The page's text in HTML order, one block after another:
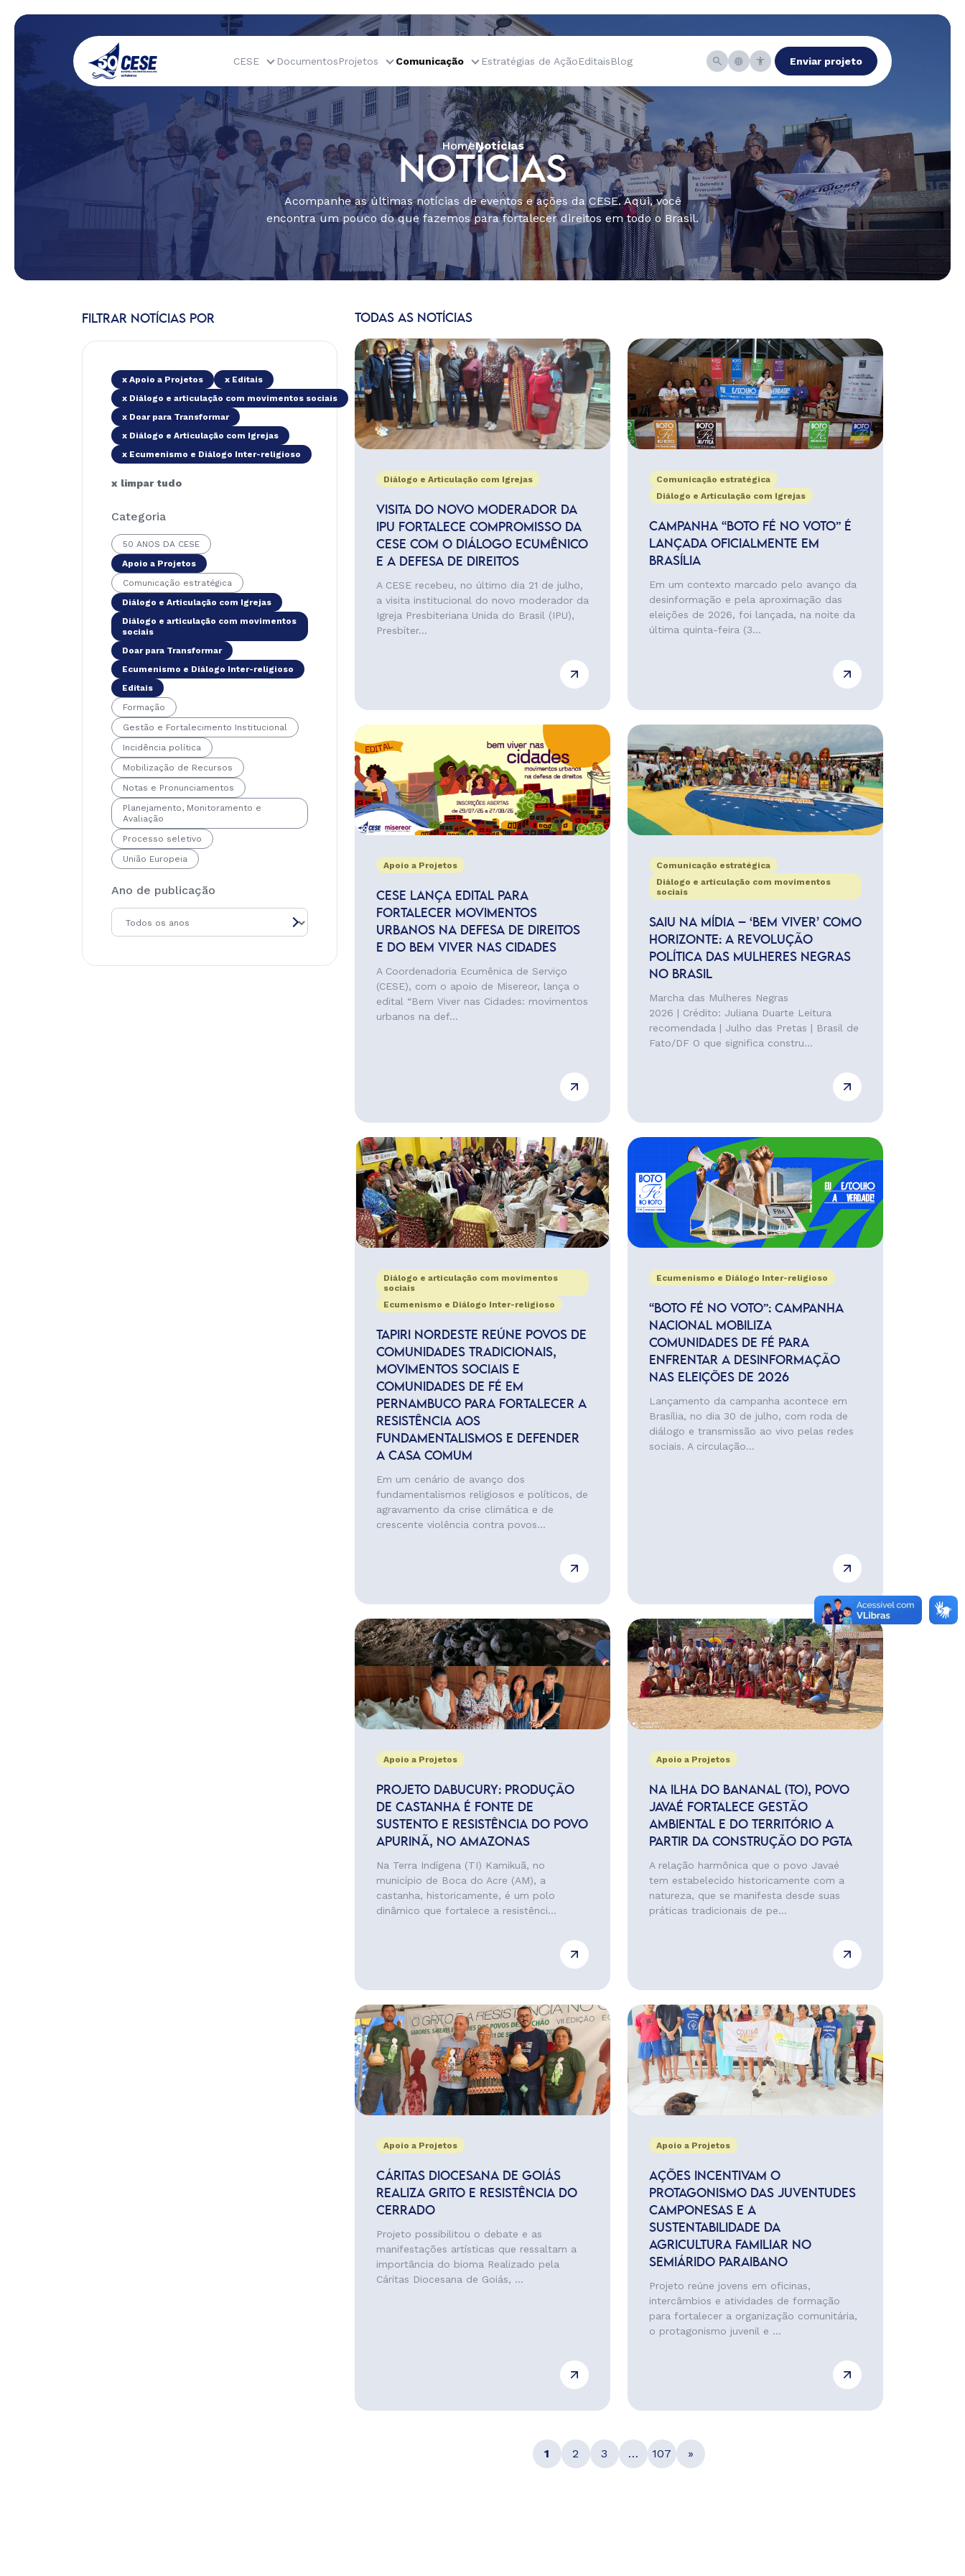
CESE DocumentosProjetos Comunicação Estratégias de AçãoEditaisBlog Enviar projeto
HomeNotícias
NOTÍCIAS
Acompanhe as últimas notícias de eventos e ações da CESE. Aqui, você
encontra um pouco do que fazemos para fortalecer direitos em todo o Brasil.
FILTRAR NOTÍCIAS POR
x Apoio a Projetos
x Editais
x Diálogo e articulação com movimentos sociais
x Doar para Transformar
x Diálogo e Articulação com Igrejas
x Ecumenismo e Diálogo Inter-religioso
x limpar tudo
Categoria
50 ANOS DA CESE
Apoio a Projetos
Comunicação estratégica
Diálogo e Articulação com Igrejas
Diálogo e articulação com movimentos
sociais
Doar para Transformar
Ecumenismo e Diálogo Inter-religioso
Editais
Formação
Gestão e Fortalecimento Institucional
Incidência política
Mobilização de Recursos
Notas e Pronunciamentos
Planejamento, Monitoramento e
Avaliação
Processo seletivo
União Europeia
Ano de publicação
TODAS AS NOTÍCIAS
Diálogo e Articulação com Igrejas
VISITA DO NOVO MODERADOR DA
IPU FORTALECE COMPROMISSO DA
CESE COM O DIÁLOGO ECUMÊNICO
E A DEFESA DE DIREITOS
A CESE recebeu, no último dia 21 de julho,
a visita institucional do novo moderador da
Igreja Presbiteriana Unida do Brasil (IPU),
Presbíter...
Comunicação estratégica
Diálogo e Articulação com Igrejas
CAMPANHA “BOTO FÉ NO VOTO” É
LANÇADA OFICIALMENTE EM
BRASÍLIA
Em um contexto marcado pelo avanço da
desinformação e pela aproximação das
eleições de 2026, foi lançada, na noite da
última quinta-feira (3...
Apoio a Projetos
CESE LANÇA EDITAL PARA
FORTALECER MOVIMENTOS
URBANOS NA DEFESA DE DIREITOS
E DO BEM VIVER NAS CIDADES
A Coordenadoria Ecumênica de Serviço
(CESE), com o apoio de Misereor, lança o
edital “Bem Viver nas Cidades: movimentos
urbanos na def...
Comunicação estratégica
Diálogo e articulação com movimentos
sociais
SAIU NA MÍDIA – ‘BEM VIVER’ COMO
HORIZONTE: A REVOLUÇÃO
POLÍTICA DAS MULHERES NEGRAS
NO BRASIL
Marcha das Mulheres Negras
2026 | Crédito: Juliana Duarte Leitura
recomendada | Julho das Pretas | Brasil de
Fato/DF O que significa constru...
Diálogo e articulação com movimentos
sociais
Ecumenismo e Diálogo Inter-religioso
TAPIRI NORDESTE REÚNE POVOS DE
COMUNIDADES TRADICIONAIS,
MOVIMENTOS SOCIAIS E
COMUNIDADES DE FÉ EM
PERNAMBUCO PARA FORTALECER A
RESISTÊNCIA AOS
FUNDAMENTALISMOS E DEFENDER
A CASA COMUM
Em um cenário de avanço dos
fundamentalismos religiosos e políticos, de
agravamento da crise climática e de
crescente violência contra povos...
Ecumenismo e Diálogo Inter-religioso
“BOTO FÉ NO VOTO”: CAMPANHA
NACIONAL MOBILIZA
COMUNIDADES DE FÉ PARA
ENFRENTAR A DESINFORMAÇÃO
NAS ELEIÇÕES DE 2026
Lançamento da campanha acontece em
Brasília, no dia 30 de julho, com roda de
diálogo e transmissão ao vivo pelas redes
sociais. A circulação...
Apoio a Projetos
PROJETO DABUCURY: PRODUÇÃO
DE CASTANHA É FONTE DE
SUSTENTO E RESISTÊNCIA DO POVO
APURINÃ, NO AMAZONAS
Na Terra Indígena (TI) Kamikuã, no
município de Boca do Acre (AM), a
castanha, historicamente, é um polo
dinâmico que fortalece a resistênci...
Apoio a Projetos
NA ILHA DO BANANAL (TO), POVO
JAVAÉ FORTALECE GESTÃO
AMBIENTAL E DO TERRITÓRIO A
PARTIR DA CONSTRUÇÃO DO PGTA
A relação harmônica que o povo Javaé
tem estabelecido historicamente com a
natureza, que se manifesta desde suas
práticas tradicionais de pe...
Apoio a Projetos
CÁRITAS DIOCESANA DE GOIÁS
REALIZA GRITO E RESISTÊNCIA DO
CERRADO
Projeto possibilitou o debate e as
manifestações artísticas que ressaltam a
importância do bioma Realizado pela
Cáritas Diocesana de Goiás, ...
Apoio a Projetos
AÇÕES INCENTIVAM O
PROTAGONISMO DAS JUVENTUDES
CAMPONESAS E A
SUSTENTABILIDADE DA
AGRICULTURA FAMILIAR NO
SEMIÁRIDO PARAIBANO
Projeto reúne jovens em oficinas,
intercâmbios e atividades de formação
para fortalecer a organização comunitária,
o protagonismo juvenil e ...
1 2 3 … 107 »